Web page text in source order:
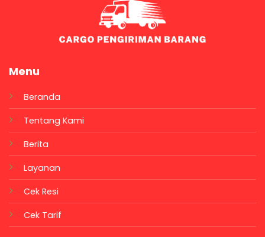
Menu
Beranda
Tentang Kami
Berita
Layanan
Cek Resi
Cek Tarif